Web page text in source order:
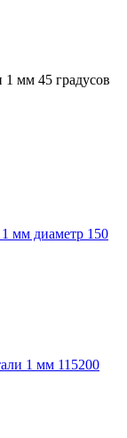
мм 45 градусов
мм диаметр 150
1 мм 115200